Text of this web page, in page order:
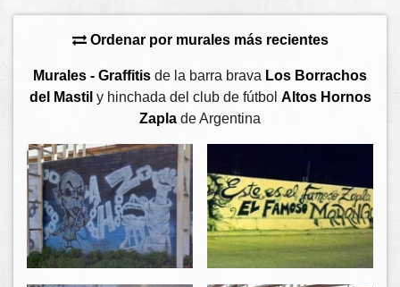
Ordenar por murales más recientes
Murales - Graffitis de la barra brava Los Borrachos
del Mastil y hinchada del club de fútbol Altos Hornos
Zapla de Argentina